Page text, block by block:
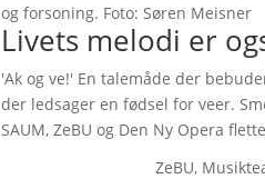
og forsoning. Foto: Søren Meisner
Livets melodi er
'Ak og ve!' En talemåde der
der ledsager en fødsel for veer.
SAUM, ZeBU og Den Ny Opera
ZeBU,